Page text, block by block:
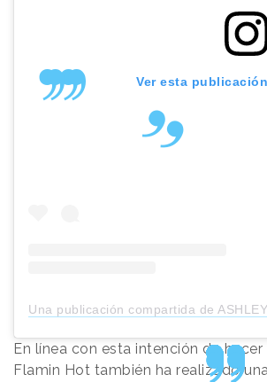
Ver esta
Una publicación compartida de
En línea con esta intención de
Flamin Hot también ha realizado